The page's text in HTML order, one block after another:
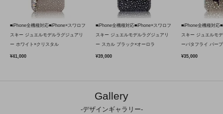
■iPhone全機種対応■iPhone×スワロフ
スキー ジュエルモデルラグジュアリ
ー ホワイト×クリスタル
¥41,000
■iPhone全機種対応■iPhone×スワロフ
スキー ジュエルモデルラグジュアリ
ー スカル ブラック×オーロラ
¥39,000
■iPhone全機種対応
スキー ジュエルモ
ーバタフライ パー
¥35,000
Gallery
-デザインギャラリー-